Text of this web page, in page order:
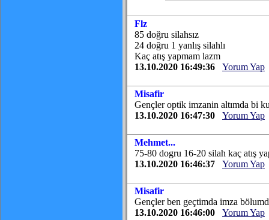
Flz
85 doğru silahsız
24 doğru 1 yanlış silahlı
Kaç atış yapmam lazm
13.10.2020 16:49:36
Yorum Yap
Misafir
Gençler optik imzanin altımda bi
13.10.2020 16:47:30
Yorum Yap
Mehmet...
75-80 dogru 16-20 silah kaç atış
13.10.2020 16:46:37
Yorum Yap
Misafir
Gençler ben geçtimda imza
13.10.2020 16:46:00
Yorum Yap